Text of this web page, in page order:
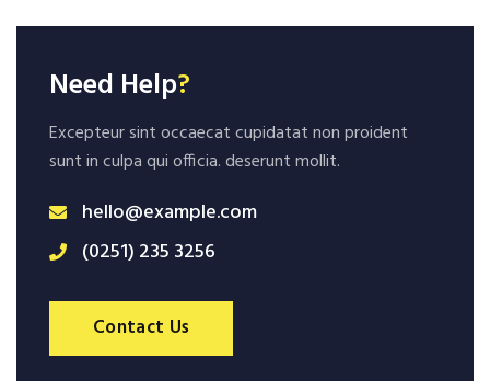
Need Help?
Excepteur sint occaecat cupidatat non proident
sunt in culpa qui officia. deserunt mollit.
hello@example.com
(0251) 235 3256
Contact Us